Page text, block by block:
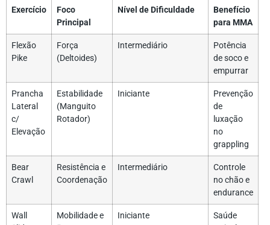
Exercício
Foco
Principal
Nível de Dificuldade
Benefício
para MMA
Flexão
Pike
Força
(Deltoides)
Intermediário
Potência
de soco e
empurrar
Prancha
Lateral
c/
Elevação
Estabilidade
(Manguito
Rotador)
Iniciante
Prevenção
de
luxação
no
grappling
Bear
Crawl
Resistência e
Coordenação
Intermediário
Controle
no chão e
endurance
Wall
Mobilidade e
Iniciante
Saúde